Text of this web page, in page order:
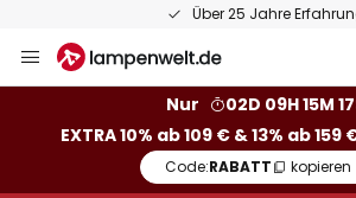
50 Tage kostenlose
Inhalt
Nur
02D 09H 15M
EXTRA 10% ab 109 € & 13% ab 159
Code:RABATT kopieren